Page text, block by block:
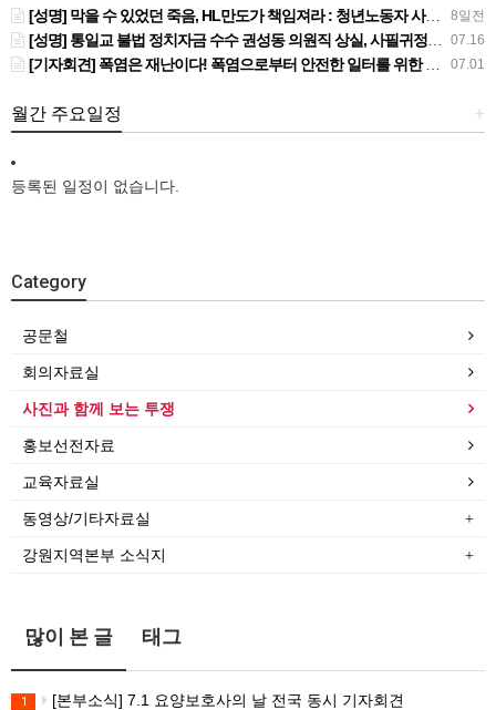
8일전
[성명] 막을 수 있었던 죽음, HL만도가 책임져라 : 청년노동자 사망사고의 철저한 진상규명과 재발방지 대책 마련하라
07.16
[성명] 통일교 불법 정치자금 수수 권성동 의원직 상실, 사필귀정이다
07.01
[기자회견] 폭염은 재난이다! 폭염으로부터 안전한 일터를 위한 민주노총 강원지역본부 폭염감시단 선포 기자회견
+
월간 주요일정
등록된 일정이 없습니다.
Category
공문철
회의자료실
사진과 함께 보는 투쟁
홍보선전자료
교육자료실
동영상/기타자료실
강원지역본부 소식지
많이 본 글 태그
1 [본부소식] 7.1 요양보호사의 날 전국 동시 기자회견